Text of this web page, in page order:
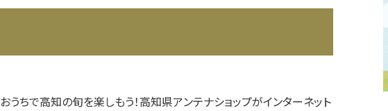
おうちで高知の旬を楽しもう！高知県アンテナショップがインターネット